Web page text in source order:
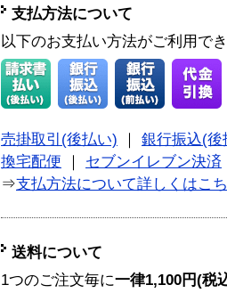
支払方法について
以下のお支払い方法がご利用で
売掛取引(後払い)
銀行振込(後
換宅配便
セブンイレブン決済
⇒支払方法について詳しくはこ
送料について
1つのご注文毎に一律1,100円(税